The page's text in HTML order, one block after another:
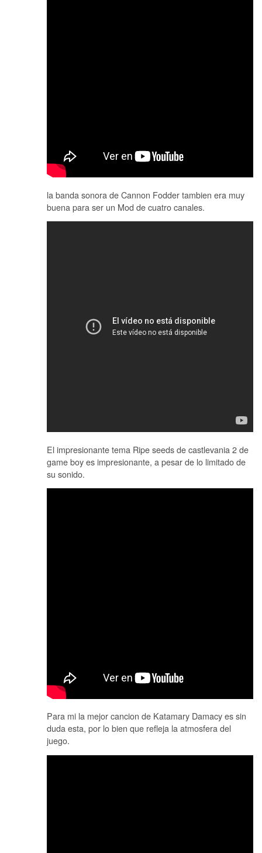
la banda sonora de Cannon Fodder tambien era muy
buena para ser un Mod de cuatro canales.
El impresionante tema Ripe seeds de castlevania 2 de
game boy es impresionante, a pesar de lo limitado de
su sonido.
Para mi la mejor cancion de Katamary Damacy es sin
duda esta, por lo bien que refleja la atmosfera del
juego.